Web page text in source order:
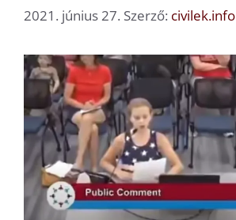
2021. június 27. Szerző: civilek.info